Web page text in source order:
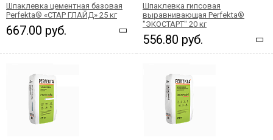
Шпаклевка цементная базовая
Perfekta® «СТАР ГЛАЙД» 25 кг
667.00 руб.
Шпаклевка гипсовая
выравнивающая Perfekta®
"ЭКОСТАРТ" 20 кг
556.80 руб.